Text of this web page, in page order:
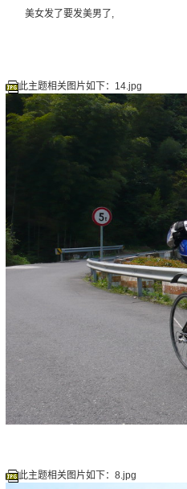
美女发了要发美男了,
此主题相关图片如下：14.jpg
此主题相关图片如下：8.jpg